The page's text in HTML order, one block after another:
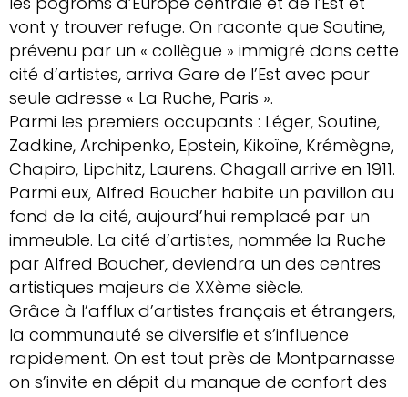
vont y trouver refuge. On raconte que Soutine,
prévenu par un « collègue » immigré dans cette
cité d’artistes, arriva Gare de l’Est avec pour
seule adresse « La Ruche, Paris ».
Parmi les premiers occupants : Léger, Soutine,
Zadkine, Archipenko, Epstein, Kikoïne, Krémègne,
Chapiro, Lipchitz, Laurens. Chagall arrive en 1911.
Parmi eux, Alfred Boucher habite un pavillon au
fond de la cité, aujourd’hui remplacé par un
immeuble. La cité d’artistes, nommée la Ruche
par Alfred Boucher, deviendra un des centres
artistiques majeurs de XXème siècle.
Grâce à l’afflux d’artistes français et étrangers,
la communauté se diversifie et s’influence
rapidement. On est tout près de Montparnasse
on s’invite en dépit du manque de confort des